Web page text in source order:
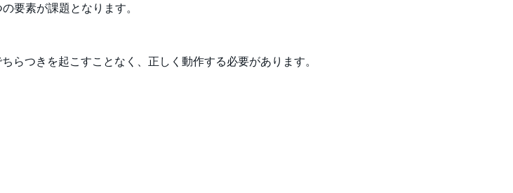
要素が課題となります。
らつきを起こすことなく、正しく動作する必要があります。